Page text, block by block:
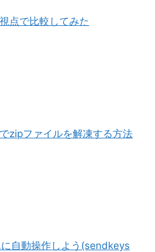
点で比較してみた
zipファイルを解凍する方法
自動操作しよう(sendkeys